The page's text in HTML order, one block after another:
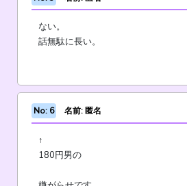
ない。
話無駄に長い。
No: 6 名前: 匿名
↑
180円男の